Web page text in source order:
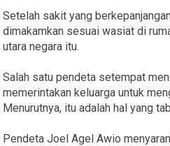
Setelah sakit yang
dimakamkan sesuai wasiat di
utara negara itu.
Salah satu pendeta setempat
memerintakan keluarga untuk
Menurutnya, itu adalah hal yang
Pendeta Joel Agel Awio